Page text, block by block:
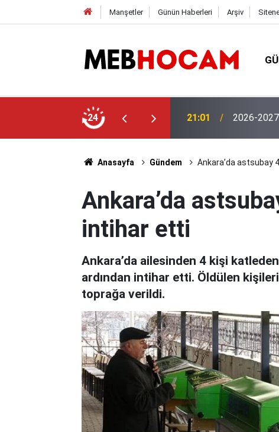
Manşetler Günün Haberleri Arşiv
24
Yetiştirme Süreci Açıklaması 21:01 2026-2027
Anasayfa Gündem Ankara’da astsubay
Ankara’da
intihar etti
Ankara’da ailesinden 4 kişi
ardından intihar etti. Öldülen
toprağa verildi.